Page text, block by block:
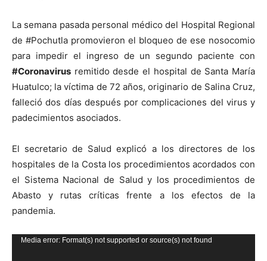
La semana pasada personal médico del Hospital Regional
de #Pochutla promovieron el bloqueo de ese nosocomio
para impedir el ingreso de un segundo paciente con
#Coronavirus remitido desde el hospital de Santa María
Huatulco; la víctima de 72 años, originario de Salina Cruz,
falleció dos días después por complicaciones del virus y
padecimientos asociados.
El secretario de Salud explicó a los directores de los
hospitales de la Costa los procedimientos acordados con
el Sistema Nacional de Salud y los procedimientos de
Abasto y rutas críticas frente a los efectos de la
pandemia.
Reproductor
Media error: Format(s) not supported or source(s) not found